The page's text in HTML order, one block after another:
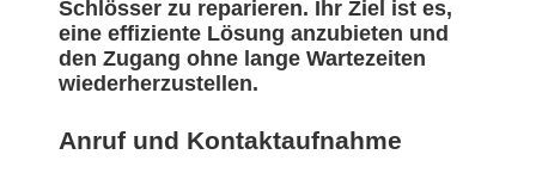
Schlösser zu reparieren. Ihr Ziel ist es,
eine effiziente Lösung anzubieten und
den Zugang ohne lange Wartezeiten
wiederherzustellen.
Anruf und Kontaktaufnahme